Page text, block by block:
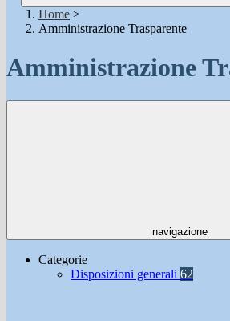
Home >
Amministrazione Trasparente
Amministrazione
navigazione
Categorie
Disposizioni generali 62